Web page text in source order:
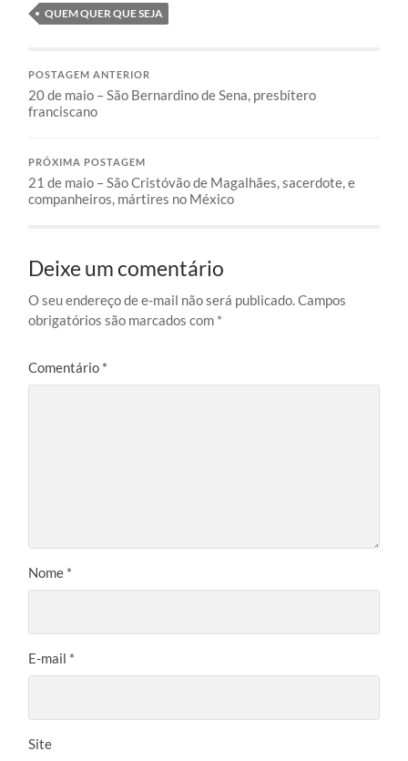
QUEM QUER QUE SEJA
POSTAGEM ANTERIOR
20 de maio – São Bernardino de Sena, presbítero
franciscano
PRÓXIMA POSTAGEM
21 de maio – São Cristóvão de Magalhães, sacerdote, e
companheiros, mártires no México
Deixe um comentário
O seu endereço de e-mail não será publicado.Campos
obrigatórios são marcados com *
Comentário *
Nome *
E-mail *
Site